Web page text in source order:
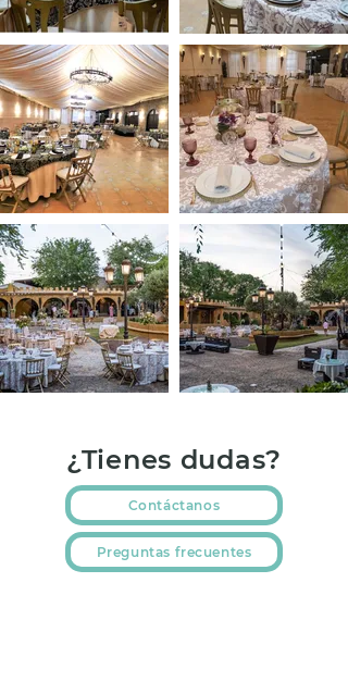
¿Tienes dudas?
Contáctanos
Preguntas frecuentes